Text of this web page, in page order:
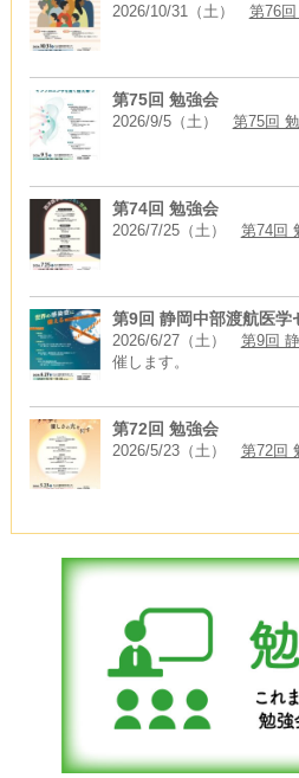
2026/10/31（土） 第76
第75回 勉強会
2026/9/5（土） 第75回
第74回 勉強会
2026/7/25（土） 第74回
第9回 静岡中部渡航医学
2026/6/27（土） 第9回
催します。
第72回 勉強会
2026/5/23（土） 第72回